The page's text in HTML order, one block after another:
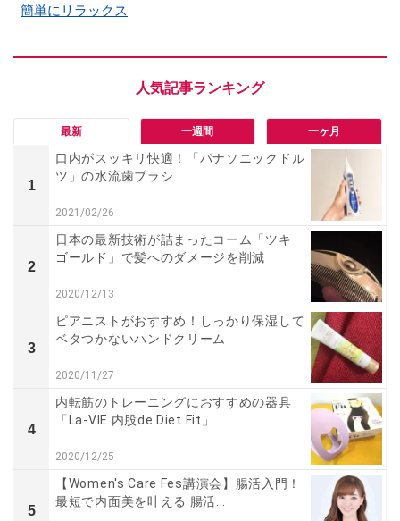
簡単にリラックス
最新 一週間 一ヶ月
1
口内がスッキリ快適！「パナソニックドル
ツ」の水流歯ブラシ
2021/02/26
2
日本の最新技術が詰まったコーム「ツキ
ゴールド」で髪へのダメージを削減
2020/12/13
3
ピアニストがおすすめ！しっかり保湿して
ベタつかないハンドクリーム
2020/11/27
4
内転筋のトレーニングにおすすめの器具
「La-VIE 内股de Diet Fit」
2020/12/25
5
【Women's Care Fes講演会】腸活入門！
最短で内面美を叶える 腸活...